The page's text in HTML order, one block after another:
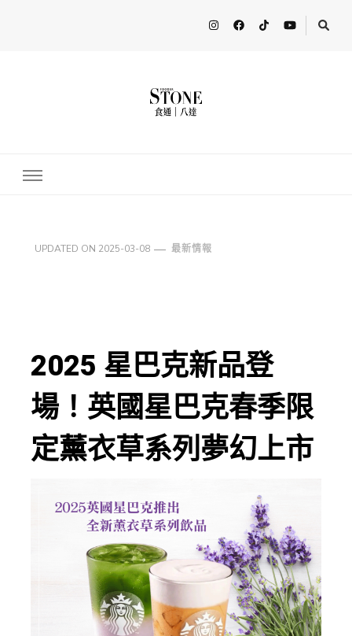
多人分享最新的消息！ FooderstoneTW，一個為了分享吃喝玩樂資
UPDATED ON 2025-03-08 最新情報
2025 星巴克新品登
場！英國星巴克春季限
定薰衣草系列夢幻上市